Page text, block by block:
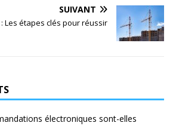
SUIVANT
Les étapes clés pour réussir
électroniques sont-elles